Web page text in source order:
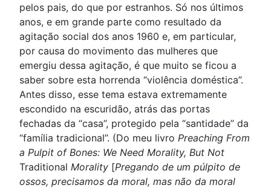
pelos pais, do que por estranhos. Só nos últimos
anos, e em grande parte como resultado da
agitação social dos anos 1960 e, em particular,
por causa do movimento das mulheres que
emergiu dessa agitação, é que muito se ficou a
saber sobre esta horrenda “violência doméstica”.
Antes disso, esse tema estava extremamente
escondido na escuridão, atrás das portas
fechadas da “casa”, protegido pela “santidade” da
“família tradicional”. (Do meu livro Preaching From
a Pulpit of Bones: We Need Morality, But Not
Traditional Morality [Pregando de um púlpito de
ossos, precisamos da moral, mas não da moral